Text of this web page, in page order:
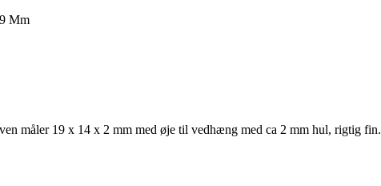
Mm
måler 19 x 14 x 2 mm med øje til vedhæng med ca 2 mm hul, rigtig fin.